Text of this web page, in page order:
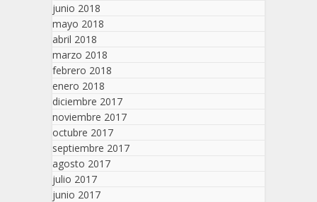
junio 2018
mayo 2018
abril 2018
marzo 2018
febrero 2018
enero 2018
diciembre 2017
noviembre 2017
octubre 2017
septiembre 2017
agosto 2017
julio 2017
junio 2017